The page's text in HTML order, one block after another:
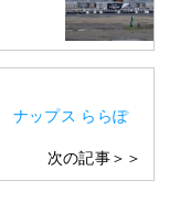
ップス ららぽ
次の記事＞＞